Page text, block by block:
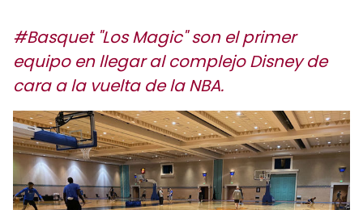
#Basquet "Los Magic" son el primer
equipo en llegar al complejo Disney de
cara a la vuelta de la NBA.